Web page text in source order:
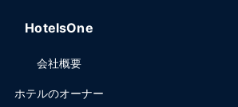
HotelsOne
会社概要
ホテルのオーナー